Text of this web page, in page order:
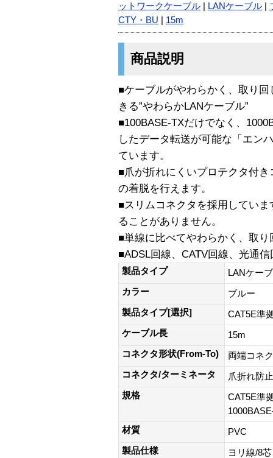
ットワークケーブル
LANケーブル
CTY・BU
15m
商品説明
■ケーブルがやわらかく、取り
きる”やわらかLANケーブル”
■100BASE-TXだけでなく、
したデータ転送が可能な「エン
ています。
■爪が折れにくいプロテクタ付
の着脱を行えます。
■スリムコネクタを採用してい
ることがありません。
■単線に比べてやわらかく、取
■ADSL回線、CATV回線、光通
製品タイプ
LANケー
カラー
ブルー
製品タイプ[選択]
CAT5E準
ケーブル長
15m
コネクタ形状(From-To)
両端コネ
コネクタ/ターミネータ
爪折れ防
規格
CAT5E準
材質
PVC
製品仕様
ヨリ線/8